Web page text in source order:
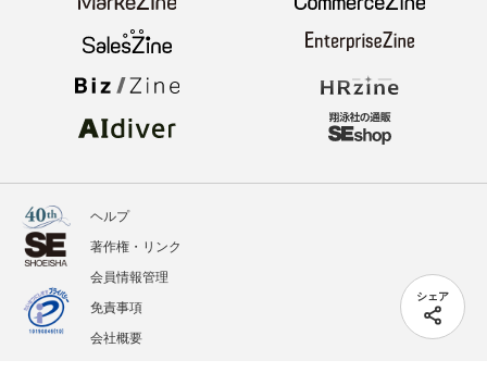
シェア
ヘルプ
著作権・リンク
会員情報管理
免責事項
会社概要